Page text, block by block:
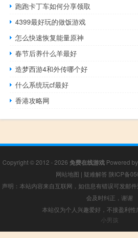
跑跑卡丁车如何分享领取
4399最好玩的做饭游戏
怎么快速恢复能量原神
春节后养什么羊最好
造梦西游4和外传哪个好
什么系统玩cf最好
香港攻略网
Copyright © 2012 - 2026 免费在线游戏Powered by
网站地图 | 疑难解答 陕ICP备
声明：本站内容来自互联网，如信息有错误可发邮
会及时纠正，谢谢
本站仅为个人兴趣爱好，不接盈利性
小男孩